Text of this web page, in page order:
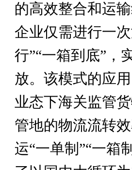
的高效整合和运
企业仅需进行一
行”“一箱到底”，
放。该模式的应
业态下海关监管
管地的物流流转
运“一单制”“一箱